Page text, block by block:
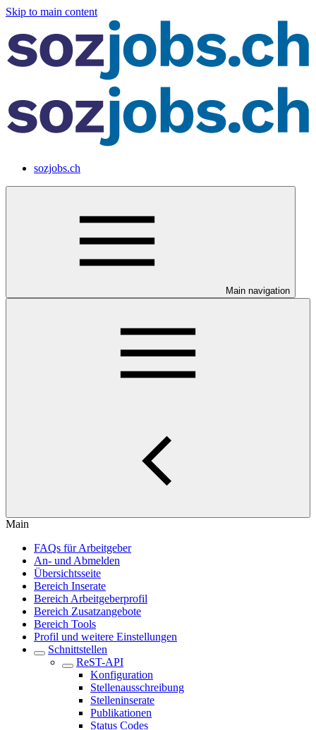
Skip to main content
sozjobs.ch
Main navigation
Main
FAQs für Arbeitgeber
An- und Abmelden
Übersichtsseite
Bereich Inserate
Bereich Arbeitgeberprofil
Bereich Zusatzangebote
Bereich Tools
Profil und weitere Einstellungen
Schnittstellen
ReST-API
Konfiguration
Stellenausschreibung
Stelleninserate
Publikationen
Status Codes